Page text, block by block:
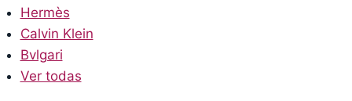
Hermès
Calvin Klein
Bvlgari
Ver todas